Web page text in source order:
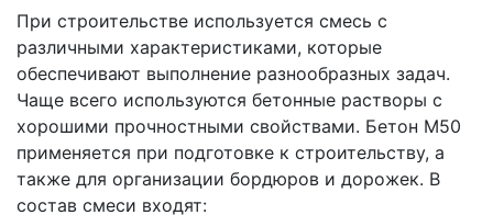
При строительстве используется смесь с
различными характеристиками, которые
обеспечивают выполнение разнообразных задач.
Чаще всего используются бетонные растворы с
хорошими прочностными свойствами. Бетон М50
применяется при подготовке к строительству, а
также для организации бордюров и дорожек. В
состав смеси входят: